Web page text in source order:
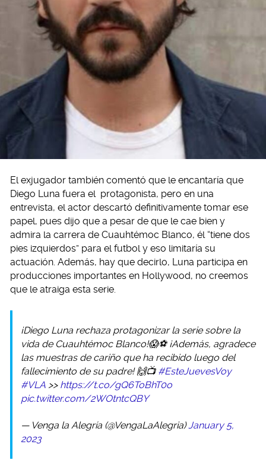
El exjugador también comentó que le encantaría que
Diego Luna fuera el protagonista, pero en una
entrevista, el actor descartó definitivamente tomar ese
papel, pues dijo que a pesar de que le cae bien y
admira la carrera de Cuauhtémoc Blanco, él “tiene dos
pies izquierdos” para el futbol y eso limitaría su
actuación. Además, hay que decirlo, Luna participa en
producciones importantes en Hollywood, no creemos
que le atraiga esta serie.
¡Diego Luna rechaza protagonizar la serie sobre la
vida de Cuauhtémoc Blanco!😱⚽ ¡Además, agradece
las muestras de cariño que ha recibido luego del
fallecimiento de su padre! 🙌📺 #EsteJuevesVoy
#VLA >> https://t.co/gQ6ToBhT0o
pic.twitter.com/2WOtntcQBY
— Venga la Alegría (@VengaLaAlegria)January 5,
2023